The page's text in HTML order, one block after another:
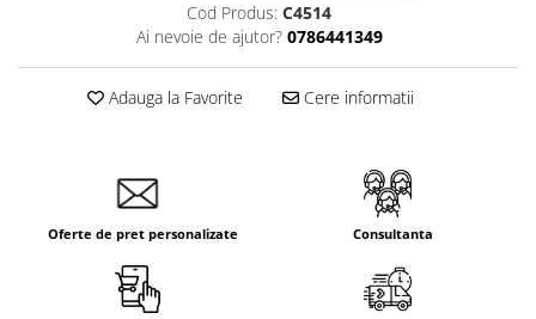
Cod Produs: C4514
Ai nevoie de ajutor? 0786441349
Adauga la Favorite Cere informatii
Oferte de pret personalizate Consultanta